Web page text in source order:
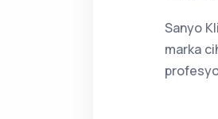
Sanyo
marka